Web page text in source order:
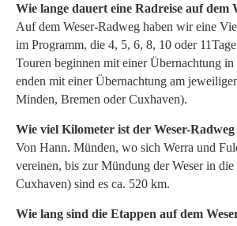
Wie lange dauert eine Radreise auf dem
Auf dem Weser-Radweg haben wir eine
im Programm, die 4, 5, 6, 8, 10 oder
Touren beginnen mit einer Übernachtung
enden mit einer Übernachtung am
Minden, Bremen oder Cuxhaven).
Wie viel Kilometer ist der Weser-Radweg
Von Hann. Münden, wo sich Werra und
vereinen, bis zur Mündung der Weser in die
Cuxhaven) sind es ca. 520 km.
Wie lang sind die Etappen auf dem